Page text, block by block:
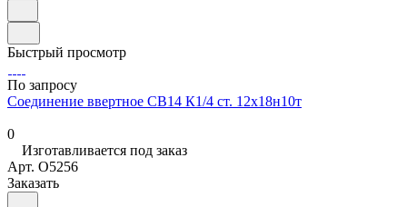
Быстрый просмотр
По запросу
Соединение ввертное СВ14 К1/4 ст. 12х18н10т
0
Изготавливается под заказ
Арт. O5256
Заказать